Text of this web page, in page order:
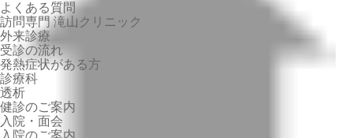
よくある質問
訪問専門 滝山クリニック
外来診療
受診の流れ
発熱症状がある方
診療科
透析
健診のご案内
入院・面会